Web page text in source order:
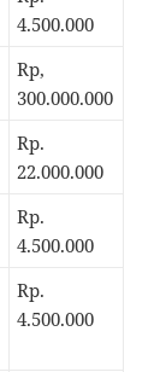
4.500.000
Rp,
300.000.000
Rp.
22.000.000
Rp.
4.500.000
Rp.
4.500.000